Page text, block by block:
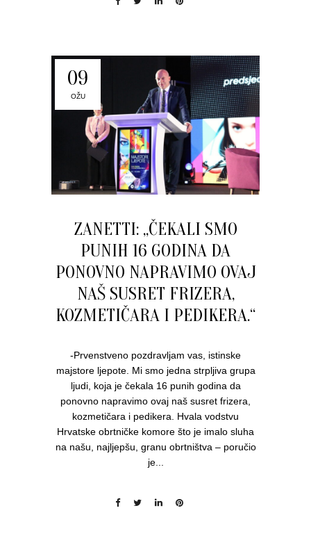
09
OŽU
ZANETTI: „ČEKALI SMO
PUNIH 16 GODINA DA
PONOVNO NAPRAVIMO OVAJ
NAŠ SUSRET FRIZERA,
KOZMETIČARA I PEDIKERA.“
-Prvenstveno pozdravljam vas, istinske
majstore ljepote. Mi smo jedna strpljiva grupa
ljudi, koja je čekala 16 punih godina da
ponovno napravimo ovaj naš susret frizera,
kozmetičara i pedikera. Hvala vodstvu
Hrvatske obrtničke komore što je imalo sluha
na našu, najljepšu, granu obrtništva – poručio
je...